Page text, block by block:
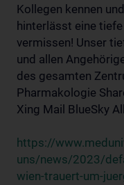
Kollegen kennen
hinterlässt eine
vermissen! Unser
und allen
des gesamten
Pharmakologie
Xing Mail BlueSky
https://
uns/news/2023/
wien-trauert-um-